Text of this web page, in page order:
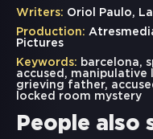
Writers: Oriol Paulo,
Production:
Pictures
Keywords: barcelona,
accused , manipulative
grieving father,
locked room mystery
People also